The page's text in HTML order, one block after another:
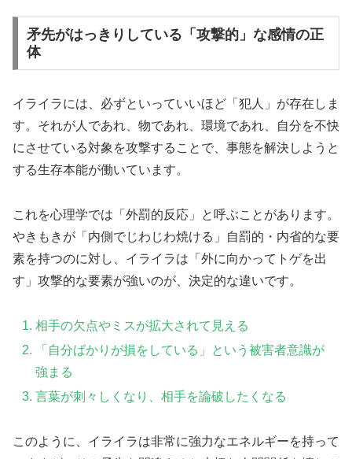
矛先がはっきりしている「攻撃的」な感情の正
体
イライラには、必ずといっていいほど「犯人」が存在しま
す。それが人であれ、物であれ、環境であれ、自分を不快
にさせている対象を攻撃することで、事態を解決しようと
する生存本能が働いています。
これを心理学では「外罰的反応」と呼ぶことがあります。
やきもきが「内側でじわじわ焼ける」自罰的・内省的な要
素を持つのに対し、イライラは「外に向かってトゲを出
す」攻撃的な要素が強いのが、決定的な違いです。
相手の欠点やミスが拡大されて見える
「自分ばかりが損をしている」という被害者意識が
強まる
言葉が刺々しくなり、相手を論破したくなる
このように、イライラは非常に強力なエネルギーを持って